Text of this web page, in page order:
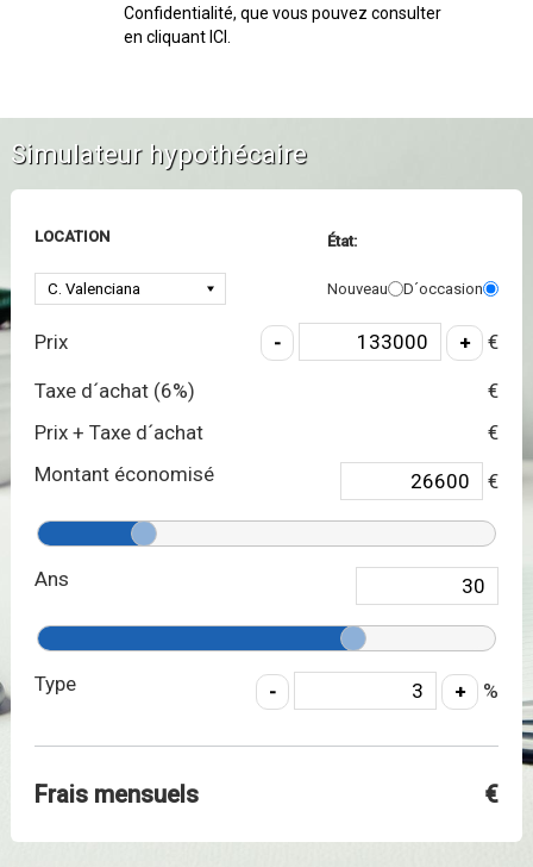
Confidentialité, que vous pouvez consulter
en cliquant ICI.
Simulateur hypothécaire
LOCATION État:
Nouveau D´occasion
Prix €
Taxe d´achat (6%)
€
Prix + Taxe d´achat
€
Montant économisé
€
Ans
Type %
Frais mensuels €